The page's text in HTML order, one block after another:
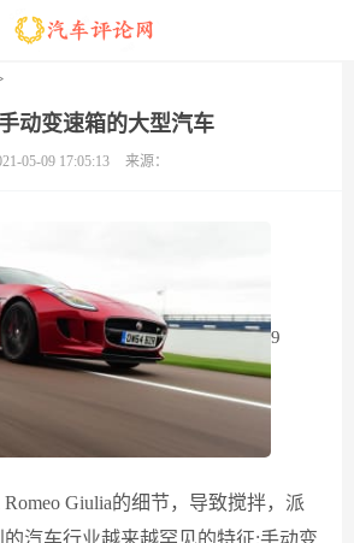
动变速箱的大型汽车
05-09 17:05:13 来源：
9
Giulia的细节，导致搅拌，派
汽车行业越来越罕见的特征;手动变